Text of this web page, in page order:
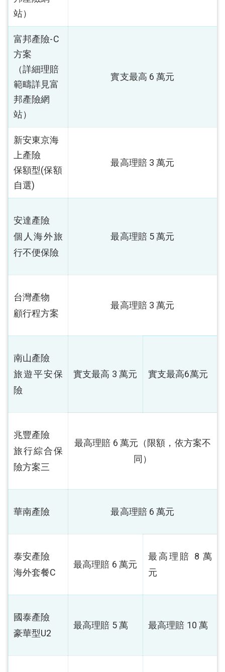
站）
富邦產險-C
方案
（詳細理賠
範疇詳見富
邦產險網
站）
實支最高 6 萬元
新安東京海
上產險
保額型(保額
自選)
最高理賠 3 萬元
安達產險
個人海外旅
行不便保險
最高理賠 5 萬元
台灣產物
顧行程方案
最高理賠 3 萬元
南山產險
旅遊平安保
險
實支最高 3 萬元 實支最高6萬元
兆豐產險
旅行綜合保
險方案三
最高理賠 6 萬元（限額，依方案不
同）
華南產險 最高理賠 6 萬元
泰安產險
海外套餐C
最高理賠 6 萬元
最高理賠 8 萬
元
國泰產險
豪華型U2
最高理賠 5 萬 最高理賠 10 萬